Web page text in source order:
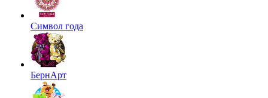
Символ года
БернАрт